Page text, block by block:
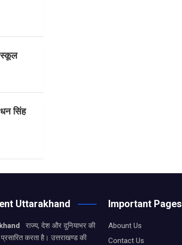
स्कूल
धन सिंह
Uttarakhand
राज्य, देश और दुनियाभर की
करता है। उत्तराखण्ड की
Important Pages
Abount Us
Contact Us